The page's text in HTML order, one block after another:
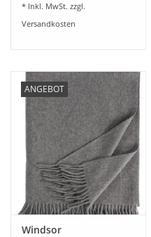
* Inkl. MwSt. zzgl.
Versandkosten
ANGEBOT
Windsor